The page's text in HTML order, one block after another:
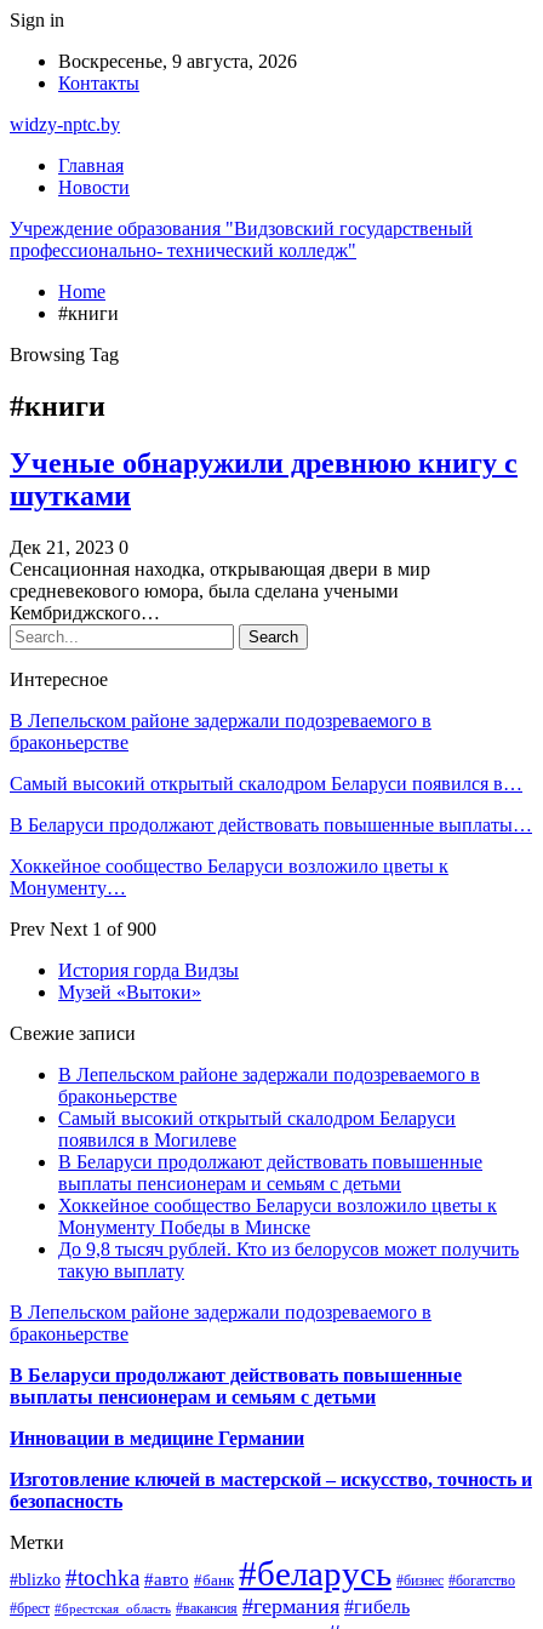
Sign in
Воскресенье, 9 августа, 2026
Контакты
widzy-nptc.by
Главная
Новости
Учреждение образования "Видзовский государственый
профессионально- технический колледж"
Home
#книги
Browsing Tag
#книги
Ученые обнаружили древнюю книгу с
шутками
Дек 21, 2023 0
Сенсационная находка, открывающая двери в мир
средневекового юмора, была сделана учеными
Кембриджского…
Интересное
В Лепельском районе задержали подозреваемого в
браконьерстве
Самый высокий открытый скалодром Беларуси появился в…
В Беларуси продолжают действовать повышенные выплаты…
Хоккейное сообщество Беларуси возложило цветы к
Монументу…
Prev Next 1 of 900
История горда Видзы
Музей «Вытоки»
Свежие записи
В Лепельском районе задержали подозреваемого в
браконьерстве
Самый высокий открытый скалодром Беларуси
появился в Могилеве
В Беларуси продолжают действовать повышенные
выплаты пенсионерам и семьям с детьми
Хоккейное сообщество Беларуси возложило цветы к
Монументу Победы в Минске
До 9,8 тысяч рублей. Кто из белорусов может получить
такую выплату
В Лепельском районе задержали подозреваемого в
браконьерстве
В Беларуси продолжают действовать повышенные
выплаты пенсионерам и семьям с детьми
Инновации в медицине Германии
Изготовление ключей в мастерской – искусство, точность и
безопасность
Метки
#blizko #tochka #авто #банк #беларусь #бизнес #богатство
#брест #брестская_область #вакансия #германия #гибель